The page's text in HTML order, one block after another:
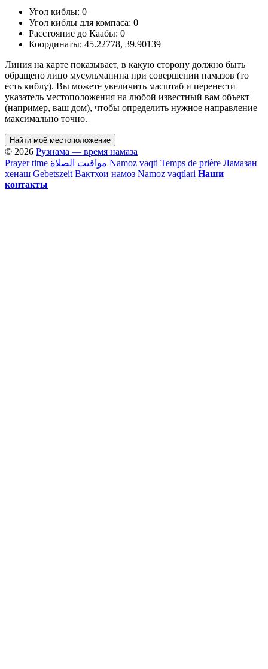
Угол киблы: 0
Угол киблы для компаса: 0
Расстояние до Каабы: 0
Координаты: 45.22778, 39.90139
Линия на карте показывает, в какую сторону должно быть
обращено лицо мусульманина при совершении намазов (то
есть киблу). Вы можете увеличить масштаб и перенести
указатель местоположения на любой известный вам объект
(например, ваш дом), чтобы определить нужное направление
максимально точно.
Найти моё местоположение
© 2026 Рузнама — время намаза
Prayer time مواقيت الصلاة Namoz vaqti Temps de prière Ламазан
хенаш Gebetszeit Вактхои намоз Namoz vaqtlari Наши
контакты